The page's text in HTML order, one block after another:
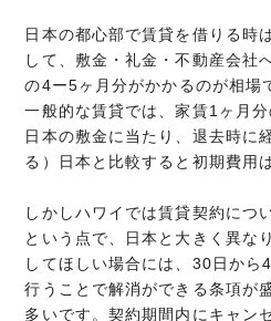
日本の都心部で賃貸を借りる時
して、敷金・礼金・不動産会社
の4ー5ヶ月分がかかるのが相場
一般的な賃貸では、家賃1ヶ月
日本の敷金に当たり、退去時に
る）日本と比較すると初期費用
しかしハワイでは賃貸契約につ
という点で、日本と大きく異な
してほしい場合には、30日か
行うことで解消ができる条項が
多いです。契約期間内にキャン